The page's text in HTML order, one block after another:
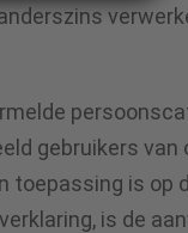
gebruikers van
toepassing is op
is de